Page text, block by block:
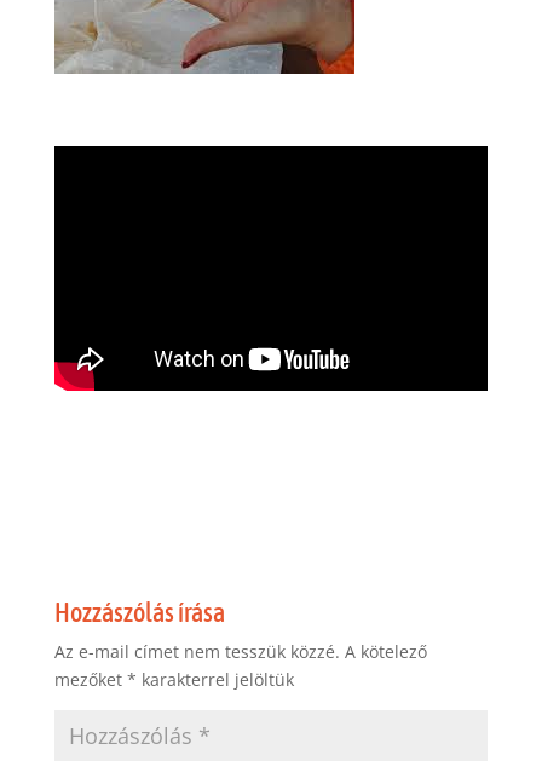
Hozzászólás írása
Az e-mail címet nem tesszük közzé. A kötelező
mezőket * karakterrel jelöltük